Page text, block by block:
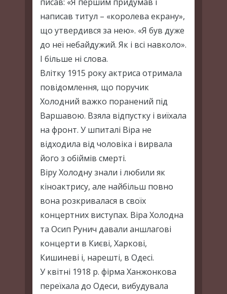
написав титул – «королева екрану»,
що утвердився за нею». «Я був дуже
до неї небайдужий. Як і всі навколо».
І більше ні слова.
Влітку 1915 року актриса отримала
повідомлення, що поручик
Холодний важко поранений під
Варшавою. Взяла відпустку і виїхала
на фронт. У шпиталі Віра не
відходила від чоловіка і вирвала
його з обіймів смерті.
Віру Холодну знали і любили як
кіноактрису, але найбільш повно
вона розкривалася в своїх
концертних виступах. Віра Холодна
та Осип Рунич давали аншлагові
концерти в Києві, Харкові,
Кишиневі і, нарешті, в Одесі.
У квітні 1918 р. фірма Ханжонкова
переїхала до Одеси, вибудувала